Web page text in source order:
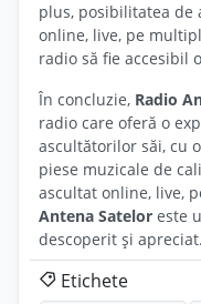
plus, posibilitatea de
online, live, pe
radio să fie accesibil
În concluzie, Radio
radio care oferă o
ascultătorilor săi, cu
piese muzicale de
ascultat online, live,
Antena Satelor este
descoperit și apreciat.
Etichete